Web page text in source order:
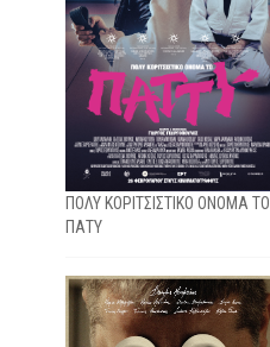
ΠΟΛΥ ΚΟΡΙΤΣΙΣΤΙΚΟ ΟΝΟΜΑ ΤΟ
ΠΑΤΥ